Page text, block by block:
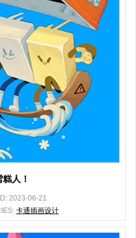
人！
2023-06-21
卡通插画设计